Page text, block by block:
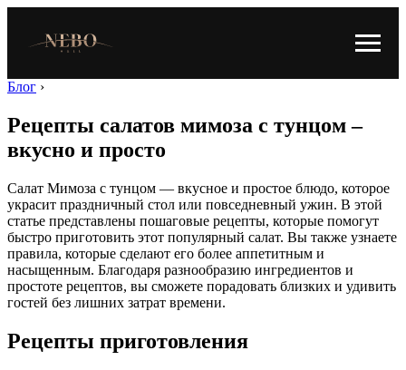
Блог ›
Рецепты салатов мимоза с тунцом –
вкусно и просто
Салат Мимоза с тунцом — вкусное и простое блюдо, которое
украсит праздничный стол или повседневный ужин. В этой
статье представлены пошаговые рецепты, которые помогут
быстро приготовить этот популярный салат. Вы также узнаете
правила, которые сделают его более аппетитным и
насыщенным. Благодаря разнообразию ингредиентов и
простоте рецептов, вы сможете порадовать близких и удивить
гостей без лишних затрат времени.
Рецепты приготовления